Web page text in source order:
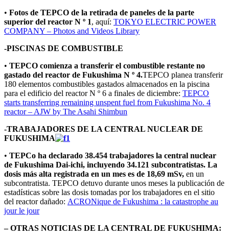
• Fotos de TEPCO de la retirada de paneles de la parte
superior del reactor N º 1, aquí: TOKYO ELECTRIC POWER
COMPANY – Photos and Videos Library
-PISCINAS DE COMBUSTIBLE
• TEPCO comienza a transferir el combustible restante no
gastado del reactor de Fukushima N º 4.TEPCO planea transferir
180 elementos combustibles gastados almacenados en la piscina
para el edificio del reactor N º 6 a finales de diciembre: TEPCO
starts transferring remaining unspent fuel from Fukushima No. 4
reactor – AJW by The Asahi Shimbun
-TRABAJADORES DE LA CENTRAL NUCLEAR DE
FUKUSHIMA
• TEPCo ha declarado 38.454 trabajadores la central nuclear
de Fukushima Dai-ichi, incluyendo 34.121 subcontratistas. La
dosis más alta registrada en un mes es de 18,69 mSv, en un
subcontratista. TEPCO detuvo durante unos meses la publicación de
estadísticas sobre las dosis tomadas por los trabajadores en el sitio
del reactor dañado: ACRONique de Fukushima : la catastrophe au
jour le jour
– OTRAS NOTICIAS DE LA CENTRAL DE FUKUSHIMA: